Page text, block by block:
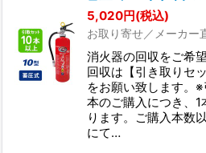
5,020円(税込)
お取り寄せ／メーカー
消火器の回収をご希
回収は【引き取りセ
をお願い致します。
本のご購入につき、
ります。ご購入本数
にて…